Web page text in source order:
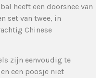
heeft een doorsnee van
set van twee, in
Chinese
zijn eenvoudig te
een poosje niet